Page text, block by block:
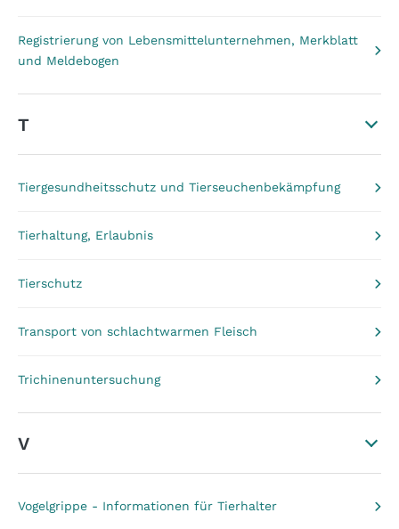
Registrierung von Lebensmittelunternehmen, Merkblatt
und Meldebogen
T
Tiergesundheitsschutz und Tierseuchenbekämpfung
Tierhaltung, Erlaubnis
Tierschutz
Transport von schlachtwarmen Fleisch
Trichinenuntersuchung
V
Vogelgrippe - Informationen für Tierhalter